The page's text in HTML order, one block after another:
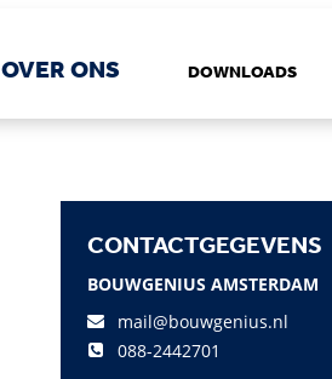
OVER ONS DOWNLOADS
CONTACTGEGEVENS
BOUWGENIUS AMSTERDAM
mail@bouwgenius.nl
088-2442701